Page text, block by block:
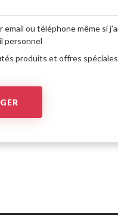
ou téléphone même si
personnel
produits et offres spéciales